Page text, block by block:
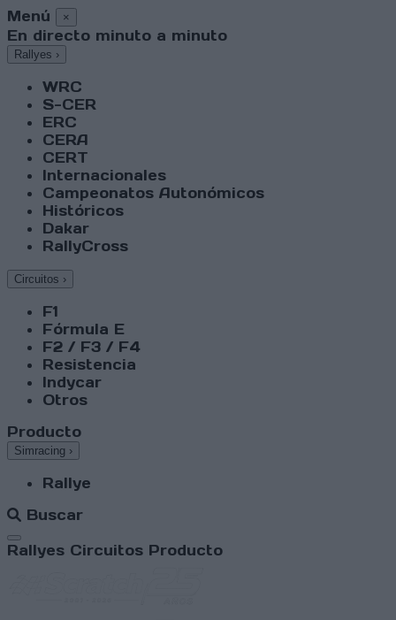
Menú ×
En directo minuto a minuto
Rallyes ›
WRC
S-CER
ERC
CERA
CERT
Internacionales
Campeonatos Autonómicos
Históricos
Dakar
RallyCross
Circuitos ›
F1
Fórmula E
F2 / F3 / F4
Resistencia
Indycar
Otros
Producto
Simracing ›
Rallye
Buscar
Abrir menú
Rallyes Circuitos Producto